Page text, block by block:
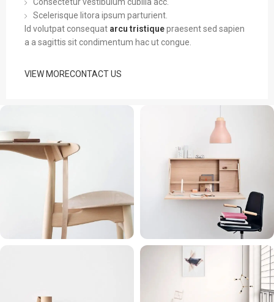
Scelerisque litora ipsum parturient.
Id volutpat consequat arcu tristiquepraesent sed sapien
a a sagittis sit condimentum hac ut congue.
VIEW MORECONTACT US